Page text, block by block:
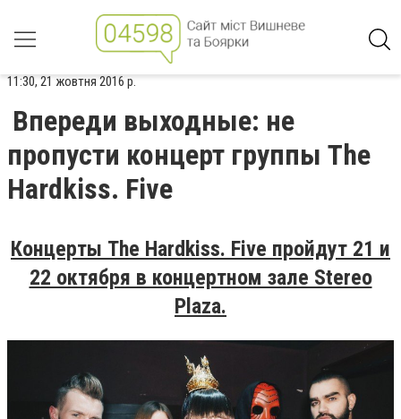
11:30, 21 жовтня 2016 р.
Впереди выходные: не
пропусти концерт группы The
Hardkiss. Five
Концерты The Hardkiss. Five пройдут 21 и
22 октября в концертном зале Stereo
Plaza.